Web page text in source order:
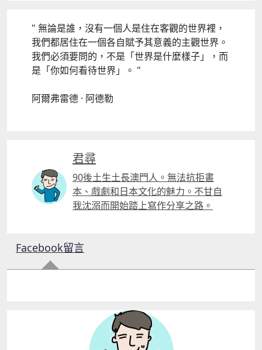
" 無論是誰，沒有一個人是住在客觀的世界裡，
我們都居住在一個各自賦予其意義的主觀世界。
我們必須要問的，不是「世界是什麼樣子」，而
是「你如何看待世界」。 "
阿爾弗雷德 · 阿德勒
君尋
90後土生土長澳門人。無法抗拒書
本、戲劇和日本文化的魅力。不甘自
我沈溺而開始踏上寫作分享之路。
Facebook留言